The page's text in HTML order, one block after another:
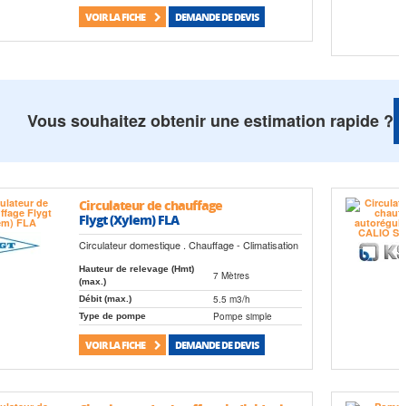
VOIR LA FICHE DEMANDE DE DEVIS
Vous souhaitez obtenir une estimation rapide ?
Circulateur de chauffage
Flygt (Xylem) FLA
Circulateur domestique . Chauffage - Climatisation
Hauteur de relevage (Hmt)
(max.)
7 Mètres
Débit (max.) 5.5 m3/h
Type de pompe Pompe simple
VOIR LA FICHE DEMANDE DE DEVIS